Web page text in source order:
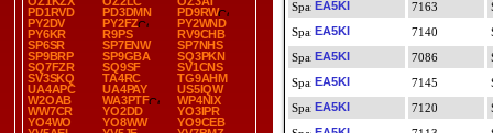
PD1RVD
PD3DMN
PD9RW
PY2DV
PY2FZ
PY2WND
PY6KR
R9PS
RV9CHB
SP6SR
SP7ENW
SP7NHS
SP9BRP
SP9GBA
SQ3PKN
SQ7FZR
SQ9SF
SV1CNS
SV3SKQ
TA4RC
TG9AHM
UA4APC
UA4PAY
US5IQW
W2OAB
WA3PTF
WP4NIX
WW7CR
YO2DD
YO3IPR
YO4WO
YO8WW
YO9CEB
EA5KI
7163
EA5KI
7140
EA5KI
7086
EA5KI
7145
EA5KI
7120